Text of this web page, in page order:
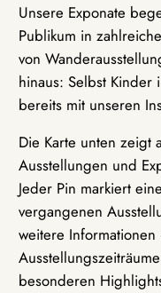
Unsere Exponate
Publikum in
von
hinaus: Selbst Kinder
bereits mit unseren
Die Karte unten zeigt
Ausstellungen und
Jeder Pin markiert
vergangenen
weitere
besonderen